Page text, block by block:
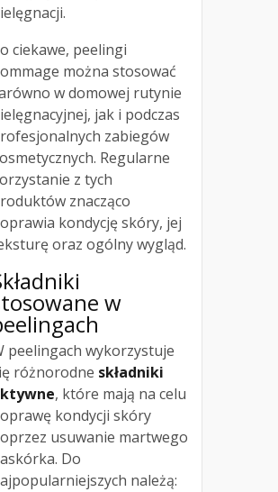
ciekawe, peelingi
można stosować
w domowej rutynie
jak i podczas
zabiegów
Regularne
z tych
znacząco
kondycję skóry, jej
oraz ogólny wygląd.
w
peelingach wykorzystuje
różnorodne składniki
, które mają na celu
kondycji skóry
usuwanie martwego
Do
należą: